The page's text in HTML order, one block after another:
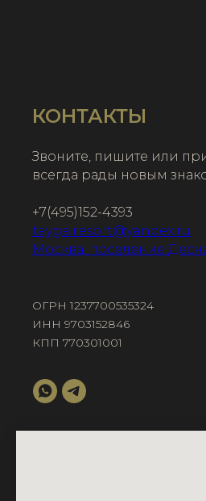
КОНТАКТЫ
Звоните, пишите или
всегда рады новым
+7(495)152-4393
tayga.resort@yandex.ru
Москва, поселение
ОГРН 1237700535324
ИНН 9703152846
КПП 770301001